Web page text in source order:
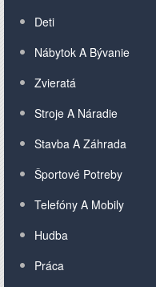
Deti
Nábytok A Bývanie
Zvieratá
Stroje A Náradie
Stavba A Záhrada
Športové Potreby
Telefóny A Mobily
Hudba
Práca